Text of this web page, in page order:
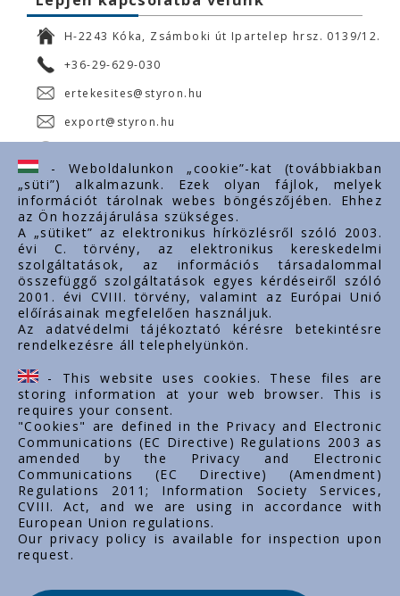
H-2243 Kóka, Zsámboki út Ipartelep hrsz. 0139/12.
+36-29-629-030
ertekesites@styron.hu
export@styron.hu
Fontos linkek
Rólunk
Dokumentumok
Kapcsolat
Karrier
Cég adatok
Tárhely adatok
Támogatások
- Weboldalunkon „cookie”-kat (továbbiakban
„süti”) alkalmazunk. Ezek olyan fájlok, melyek
információt tárolnak webes böngészőjében. Ehhez
az Ön hozzájárulása szükséges.
A „sütiket” az elektronikus hírközlésről szóló 2003.
évi C. törvény, az elektronikus kereskedelmi
szolgáltatások, az információs társadalommal
összefüggő szolgáltatások egyes kérdéseiről szóló
2001. évi CVIII. törvény, valamint az Európai Unió
előírásainak megfelelően használjuk.
Az adatvédelmi tájékoztató kérésre betekintésre
rendelkezésre áll telephelyünkön.
- This website uses cookies. These files are
storing information at your web browser. This is
requires your consent.
"Cookies" are defined in the Privacy and Electronic
Communications (EC Directive) Regulations 2003 as
amended by the Privacy and Electronic
Communications (EC Directive) (Amendment)
Regulations 2011; Information Society Services,
CVIII. Act, and we are using in accordance with
European Union regulations.
Our privacy policy is available for inspection upon
request.